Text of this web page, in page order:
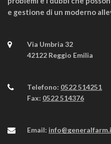
e gestione di un moderno
Via Umbria 32
42122 Reggio Emilia
Telefono: 0522 514251
Fax: 0522 514376
Email: